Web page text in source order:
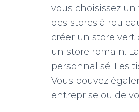
vous choisissez
des stores à
créer un store
un store romain.
personnalisé. Les
Vous pouvez
entreprise ou de